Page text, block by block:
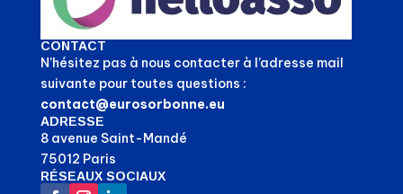
CONTACT
N’hésitez pas à nous contacter à l’adresse mail
suivante pour toutes questions :
contact@eurosorbonne.eu
ADRESSE
8 avenue Saint-Mandé
75012 Paris
RÉSEAUX SOCIAUX